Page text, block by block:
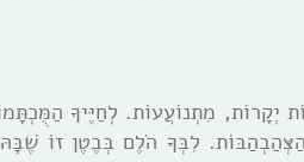
יְקָרוֹת, מִתְנוֹעֲעוֹת. לְחַיֶּיךָ
לִבְּךָ הֹלֶם בְּבֶטֶן זוֹ